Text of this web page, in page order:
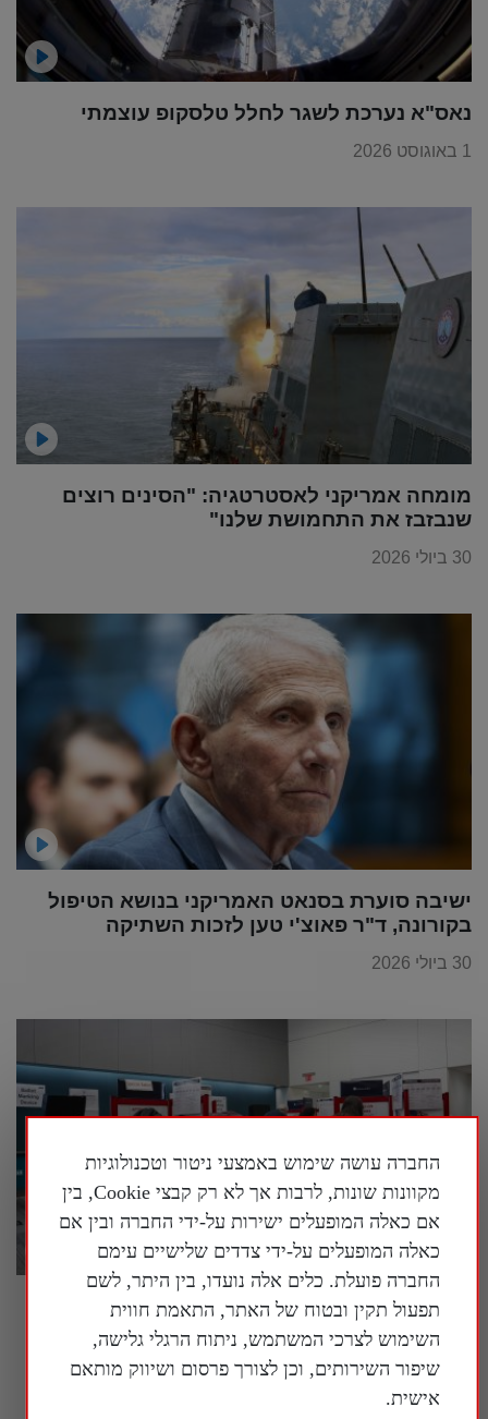
נאס"א נערכת לשגר לחלל טלסקופ עוצמתי
1 באוגוסט 2026
מומחה אמריקני לאסטרטגיה: "הסינים רוצים
שנבזבז את התחמושת שלנו"
30 ביולי 2026
ישיבה סוערת בסנאט האמריקני בנושא הטיפול
בקורונה, ד"ר פאוצ'י טען לזכות השתיקה
30 ביולי 2026
בארה"ב נחשף עוד ועוד מידע על המעורבות של
המשטר הסיני במדינה
החברה עושה שימוש באמצעי ניטור וטכנולוגיות
מקוונות שונות, לרבות אך לא רק קבצי Cookie, בין
אם כאלה המופעלים ישירות על-ידי החברה ובין אם
כאלה המופעלים על-ידי צדדים שלישיים עימם
החברה פועלת. כלים אלה נועדו, בין היתר, לשם
תפעול תקין ובטוח של האתר, התאמת חווית
השימוש לצרכי המשתמש, ניתוח הרגלי גלישה,
שיפור השירותים, וכן לצורך פרסום ושיווק מותאם
אישית.